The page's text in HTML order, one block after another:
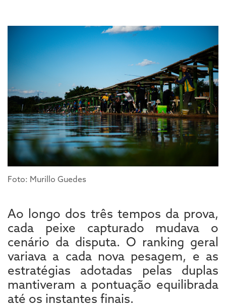
Foto: Murillo Guedes
Ao longo dos três tempos da prova,
cada peixe capturado mudava o
cenário da disputa. O ranking geral
variava a cada nova pesagem, e as
estratégias adotadas pelas duplas
mantiveram a pontuação equilibrada
até os instantes finais.